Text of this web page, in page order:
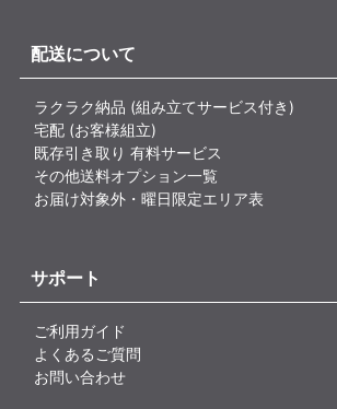
配送について
ラクラク納品 (組み立てサービス付き)
宅配 (お客様組立)
既存引き取り 有料サービス
その他送料オプション一覧
お届け対象外・曜日限定エリア表
サポート
ご利用ガイド
よくあるご質問
お問い合わせ